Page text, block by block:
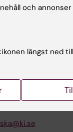
och
längst ned